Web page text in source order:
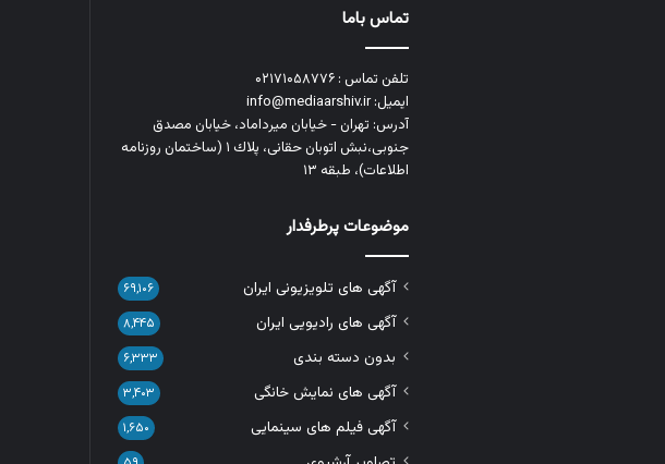
تماس باما
تلفن تماس : ۰۲۱۷۱۰۵۸۷۷۶
ایمیل: info@mediaarshiv.ir
آدرس: تهران - خیابان میرداماد، خیابان مصدق
جنوبی،نبش اتوبان حقانی، پلاك ١ (ساختمان روزنامه
اطلاعات)، طبقه ۱۳
موضوعات پرطرفدار
آگهی های تلویزیونی ایران ۶۹,۱۰۶
آگهی های رادیویی ایران ۸,۴۴۵
بدون دسته بندی ۶,۳۳۳
آگهی های نمایش خانگی ۳,۴۰۳
آگهی فیلم های سینمایی ۱,۶۵۰